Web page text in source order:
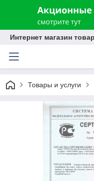
Интернет магазин
Товары и услуги